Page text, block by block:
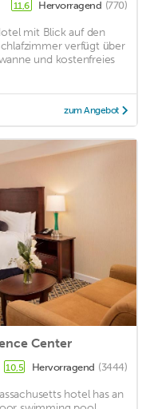
11,6 Hervorragend (770)
mit Blick auf den
verfügt über
und kostenfreies
zum Angebot
Center
10,5 Hervorragend (3444)
hotel has an